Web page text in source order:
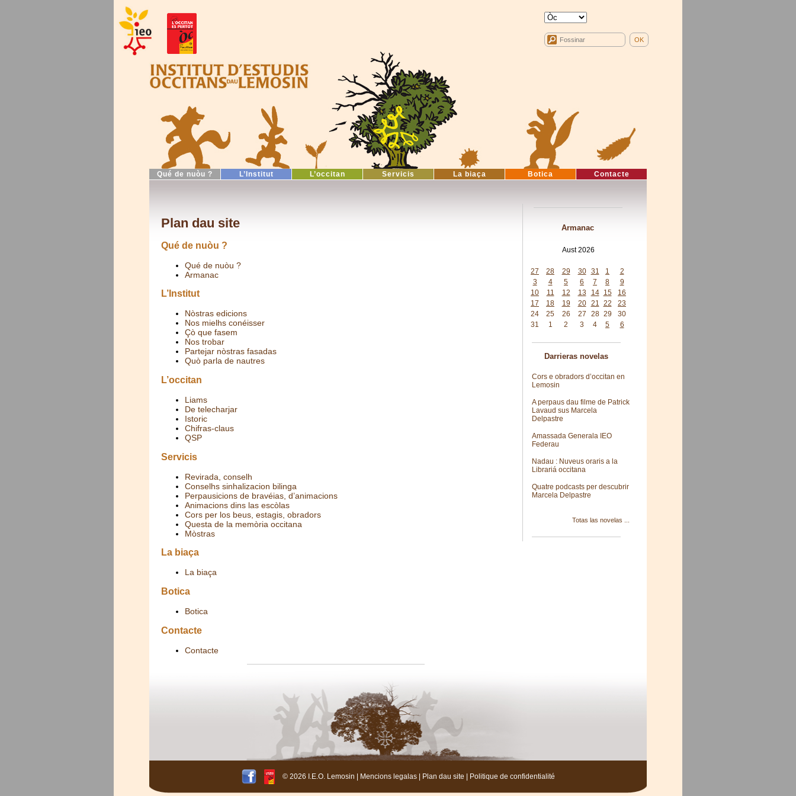
Qué de nuòu ? L’Institut L’occitan Servicis La biaça Botica Contacte
Plan dau site
Qué de nuòu ?
Qué de nuòu ?
Armanac
L’Institut
Nòstras edicions
Nos mielhs conéisser
Çò que fasem
Nos trobar
Partejar nòstras fasadas
Quò parla de nautres
L’occitan
Liams
De telecharjar
Istoric
Chifras-claus
QSP
Servicis
Revirada, conselh
Conselhs sinhalizacion bilinga
Perpausicions de bravéias, d’animacions
Animacions dins las escòlas
Cors per los beus, estagis, obradors
Questa de la memòria occitana
Mòstras
La biaça
La biaça
Botica
Botica
Contacte
Contacte
Armanac
Aust 2026
27
28 29 30 31 1
2
3
4 5 6 7 8
9
10
11 12 13 14 15
16
17
18 19 20 21 22
23
24
25 26 27 28 29
30
31
1 2 3 4 5 6
Darrieras novelas
Cors e obradors d’occitan en
Lemosin
A perpaus dau filme de Patrick
Lavaud sus Marcela
Delpastre
Amassada Generala IEO
Federau
Nadau : Nuveus oraris a la
Librariá occitana
Quatre podcasts per descubrir
Marcela Delpastre
Totas las novelas ...
© 2026 I.E.O. Lemosin | Mencions legalas| Plan dau site | Politique de confidentialité